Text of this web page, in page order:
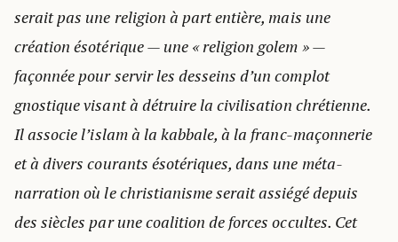
serait pas une religion à part entière, mais une
création ésotérique — une « religion golem » —
façonnée pour servir les desseins d’un complot
gnostique visant à détruire la civilisation chrétienne.
Il associe l’islam à la kabbale, à la franc-maçonnerie
et à divers courants ésotériques, dans une méta-
narration où le christianisme serait assiégé depuis
des siècles par une coalition de forces occultes. Cet